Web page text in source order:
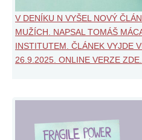
V DENÍKU N VYŠEL NOVÝ
MUŽÍCH. NAPSAL TOMÁŠ
INSTITUTEM. ČLÁNEK VYJDE
26.9.2025. ONLINE VERZE ZDE.